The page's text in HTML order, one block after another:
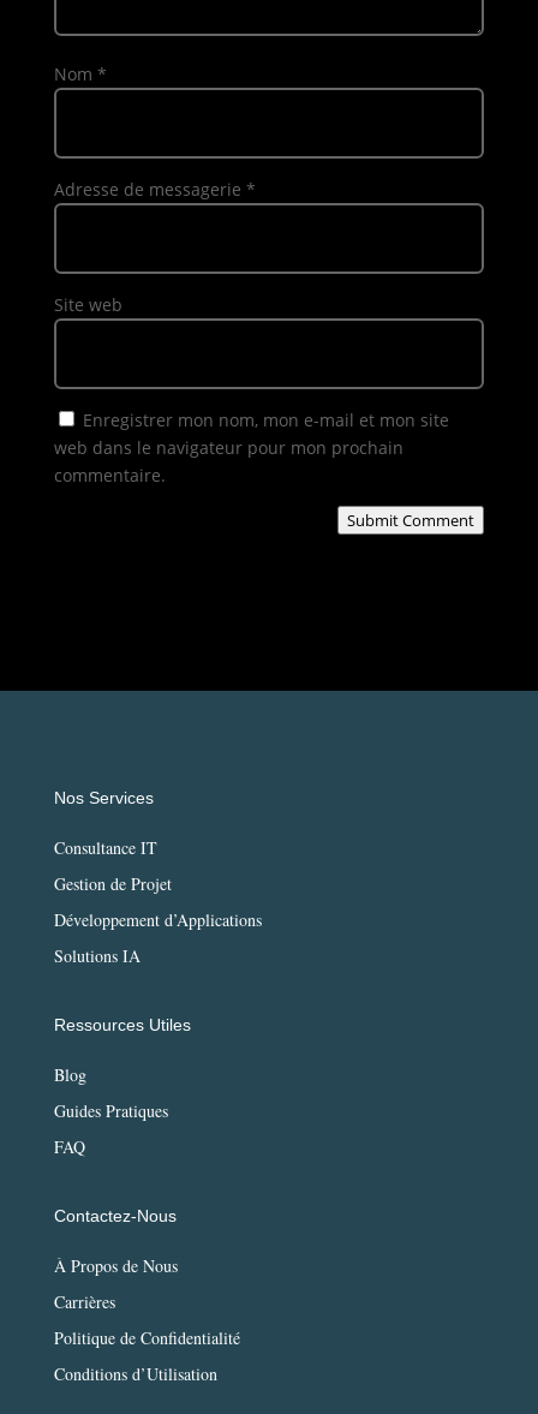
Nom *
Adresse de messagerie *
Site web
Enregistrer mon nom, mon e-mail et mon site
web dans le navigateur pour mon prochain
commentaire.
Submit Comment
Nos Services
Consultance IT
Gestion de Projet
Développement d’Applications
Solutions IA
Ressources Utiles
Blog
Guides Pratiques
FAQ
Contactez-Nous
À Propos de Nous
Carrières
Politique de Confidentialité
Conditions d’Utilisation